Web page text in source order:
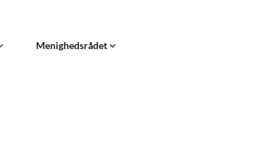
Menighedsrådet